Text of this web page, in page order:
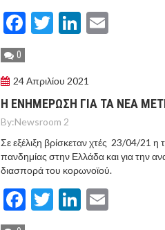
Facebook
TwitterLinkedIn
0
24 Απριλίου 2021
Η ΕΝΗΜEΡΩΣΗ ΓΙΑ ΤΑ ΝEΑ
By:Newsroom 2
Σε εξέλιξη βρίσκεταν χτές 23/04/21 η
πανδημίας στην Ελλάδα και για την
διασπορά του κορωνοϊού.
Facebook
TwitterLinkedIn